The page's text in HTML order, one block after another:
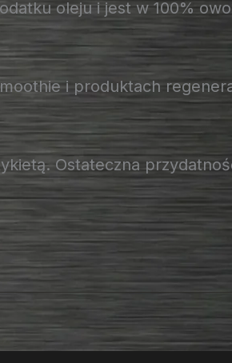
oleju i jest w 100%
i produktach
Ostateczna